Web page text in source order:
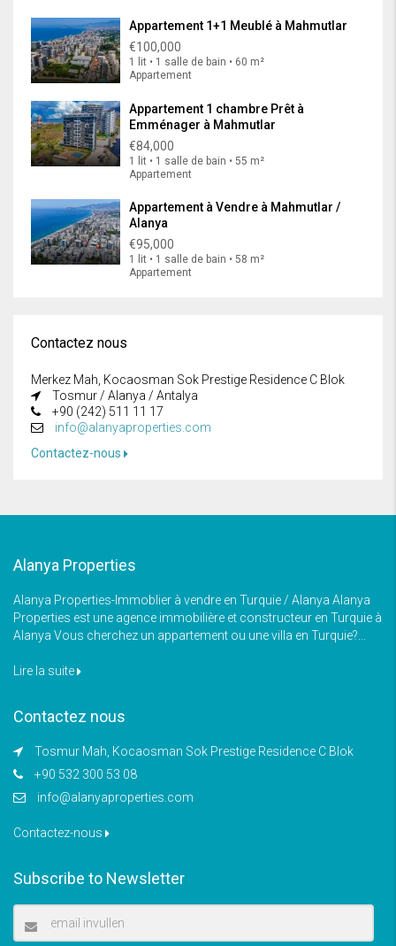
Appartement 1+1 Meublé à Mahmutlar
€100,000
1 lit • 1 salle de bain • 60 m²
Appartement
Appartement 1 chambre Prêt à
Emménager à Mahmutlar
€84,000
1 lit • 1 salle de bain • 55 m²
Appartement
Appartement à Vendre à Mahmutlar /
Alanya
€95,000
1 lit • 1 salle de bain • 58 m²
Appartement
Contactez nous
Merkez Mah, Kocaosman Sok Prestige Residence C Blok
Tosmur / Alanya / Antalya
+90 (242) 511 11 17
info@alanyaproperties.com
Contactez-nous
Alanya Properties
Alanya Properties-Immoblier à vendre en Turquie / Alanya Alanya
Properties est une agence immobilière et constructeur en Turquie à
Alanya Vous cherchez un appartement ou une villa en Turquie?...
Lire la suite
Contactez nous
Tosmur Mah, Kocaosman Sok Prestige Residence C Blok
+90 532 300 53 08
info@alanyaproperties.com
Contactez-nous
Subscribe to Newsletter